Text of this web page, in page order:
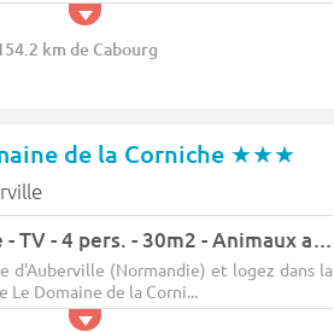
km de Cabourg
de la Corniche ★★★
Maison - Terrasse - TV - 4 pers. - 30m2 - Animaux admis
d'Auberville (Normandie) et logez dans la
Le Domaine de la Corni...